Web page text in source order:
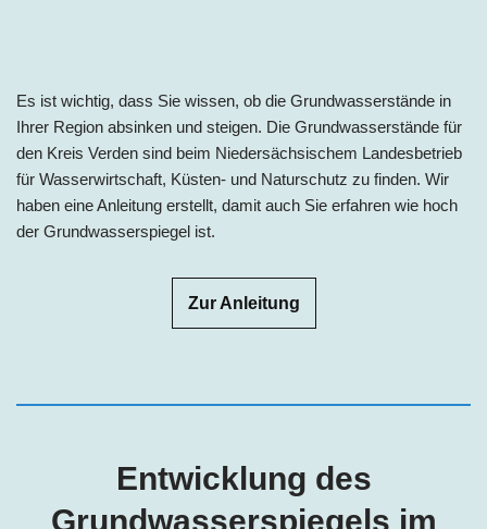
Es ist wichtig, dass Sie wissen, ob die Grundwasserstände in
Ihrer Region absinken und steigen. Die Grundwasserstände für
den Kreis Verden sind beim Niedersächsischem Landesbetrieb
für Wasserwirtschaft, Küsten- und Naturschutz zu finden. Wir
haben eine Anleitung erstellt, damit auch Sie erfahren wie hoch
der Grundwasserspiegel ist.
Zur Anleitung
Entwicklung des
Grundwasserspiegels im